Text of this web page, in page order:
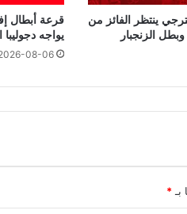
ينتظر الفائز من
الزنجبار
قرعة أبطال
يواجه دجوليبا
08-06
بـ *